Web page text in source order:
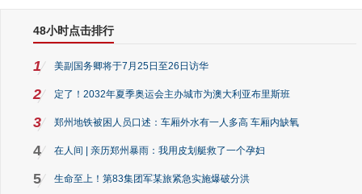
48小时点击排行
1 美副国务卿将于7月25日至26日访华
2 定了！2032年夏季奥运会主办城市为澳大利亚布里斯班
3 郑州地铁被困人员口述：车厢外水有一人多高 车厢内缺氧
4 在人间 | 亲历郑州暴雨：我用皮划艇救了一个孕妇
5 生命至上！第83集团军某旅紧急实施爆破分洪